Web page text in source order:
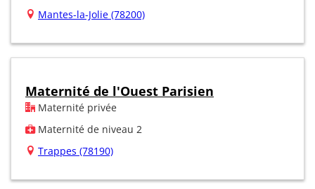
Mantes-la-Jolie (78200)
Maternité de l'Ouest Parisien
Maternité privée
Maternité de niveau 2
Trappes (78190)